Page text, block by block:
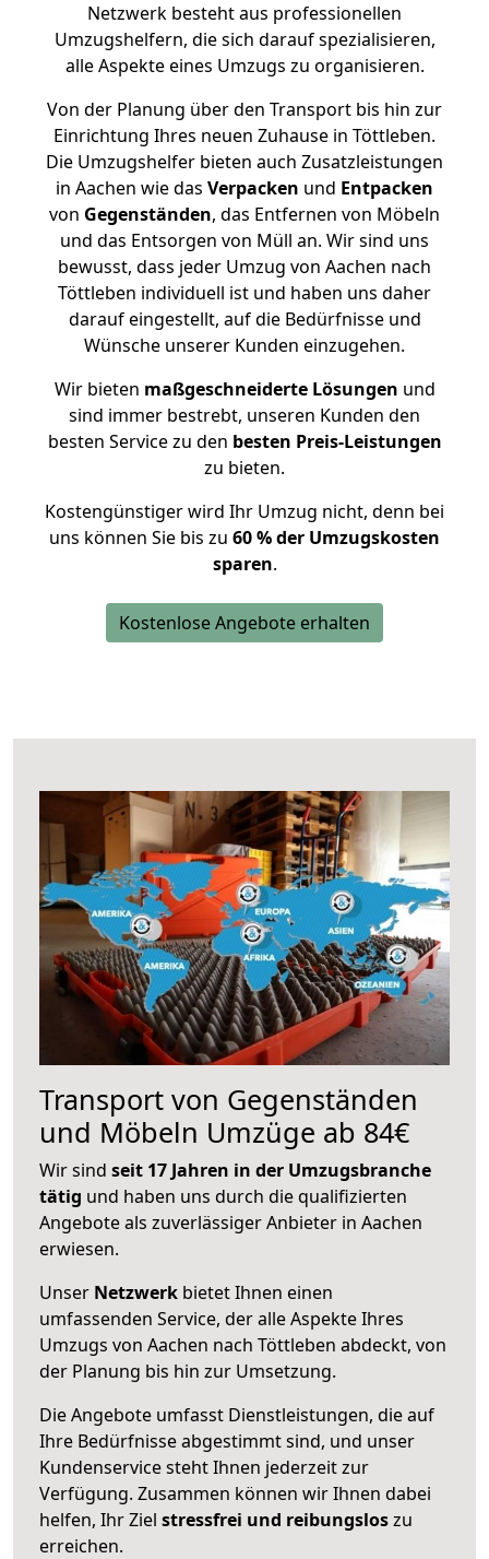
Netzwerk besteht aus professionellen
Umzugshelfern, die sich darauf spezialisieren,
alle Aspekte eines Umzugs zu organisieren.
Von der Planung über den Transport bis hin zur
Einrichtung Ihres neuen Zuhause in Töttleben.
Die Umzugshelfer bieten auch Zusatzleistungen
in Aachen wie das Verpacken und Entpacken
von Gegenständen, das Entfernen von Möbeln
und das Entsorgen von Müll an. Wir sind uns
bewusst, dass jeder Umzug von Aachen nach
Töttleben individuell ist und haben uns daher
darauf eingestellt, auf die Bedürfnisse und
Wünsche unserer Kunden einzugehen.
Wir bieten maßgeschneiderte Lösungen und
sind immer bestrebt, unseren Kunden den
besten Service zu den besten Preis-Leistungen
zu bieten.
Kostengünstiger wird Ihr Umzug nicht, denn bei
uns können Sie bis zu 60 % der Umzugskosten
sparen.
Kostenlose Angebote erhalten
Transport von Gegenständen
und Möbeln Umzüge ab 84€
Wir sind seit 17 Jahren in der Umzugsbranche
tätig und haben uns durch die qualifizierten
Angebote als zuverlässiger Anbieter in Aachen
erwiesen.
Unser Netzwerk bietet Ihnen einen
umfassenden Service, der alle Aspekte Ihres
Umzugs von Aachen nach Töttleben abdeckt, von
der Planung bis hin zur Umsetzung.
Die Angebote umfasst Dienstleistungen, die auf
Ihre Bedürfnisse abgestimmt sind, und unser
Kundenservice steht Ihnen jederzeit zur
Verfügung. Zusammen können wir Ihnen dabei
helfen, Ihr Ziel stressfrei und reibungsloszu
erreichen.